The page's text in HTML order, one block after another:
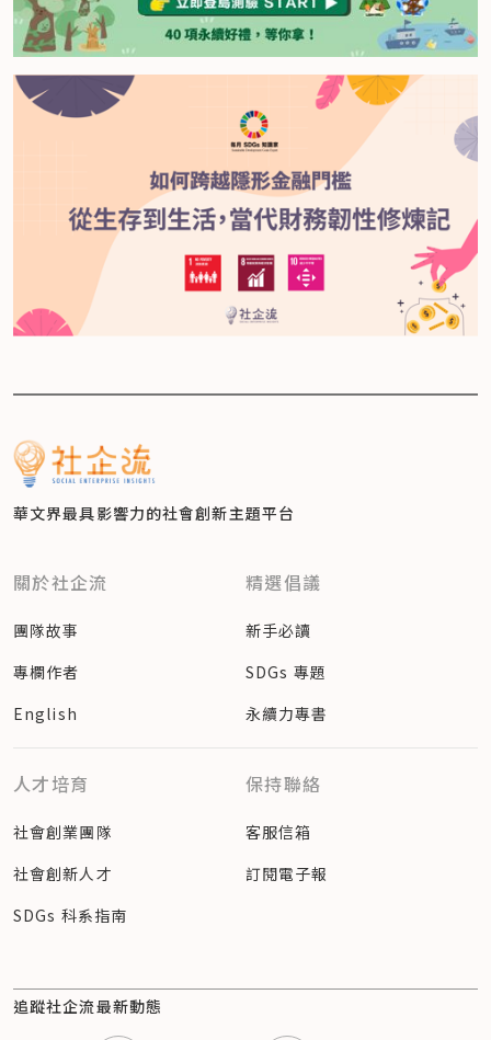
華文界最具影響力的社會創新主題平台
關於社企流
團隊故事
專欄作者
English
精選倡議
新手必讀
SDGs 專題
永續力專書
人才培育
社會創業團隊
社會創新人才
SDGs 科系指南
保持聯絡
客服信箱
訂閱電子報
追蹤社企流最新動態